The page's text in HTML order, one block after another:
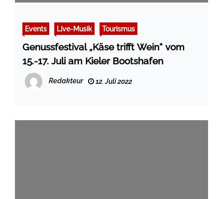
Events Live-Musik Tourismus
Genussfestival „Käse trifft Wein“ vom
15.-17. Juli am Kieler Bootshafen
Redakteur 12. Juli 2022